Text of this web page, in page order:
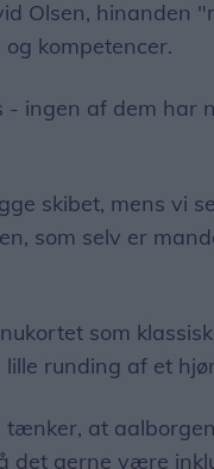
Olsen, hinanden
kompetencer.
ingen af dem har
skibet, mens vi
som selv er
som
runding af et
at
det gerne være